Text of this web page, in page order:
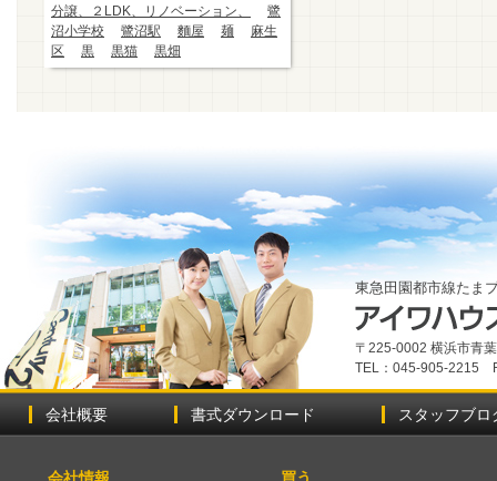
分譲、２LDK、リノベーション、
鷺
沼小学校
鷺沼駅 麵屋 麺
麻生
区
黒 黒猫 黒畑
東急田園都市線たま
〒225-0002 横浜市青
TEL：045-905-2215
会社概要 書式ダウンロード スタッフブロ